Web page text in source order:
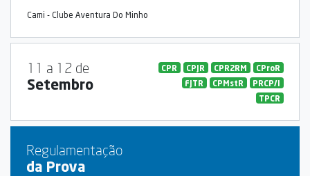
Cami - Clube Aventura Do Minho
11 a 12 de
Setembro
CPR CPJR CPR2RM
CProR
FJTR
CPMstR
PRCP/I
TPCR
Regulamentação
da Prova